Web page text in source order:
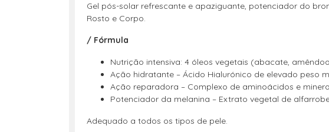
Gel pós-solar refrescante e apaziguante, potenciador do
Rosto e Corpo.
/ Fórmula
Nutrição intensiva: 4 óleos vegetais (abacate,
Ação hidratante – Ácido Hialurónico de elevado peso
Ação reparadora – Complexo de aminoácidos e
Potenciador da melanina – Extrato vegetal de
Adequado a todos os tipos de pele.